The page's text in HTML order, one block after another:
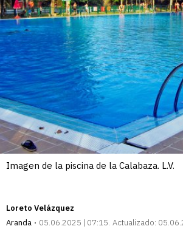
Imagen de la piscina de la Calabaza. L.V.
Loreto Velázquez
Aranda
05.06.2025 | 07:15 Actualizado: